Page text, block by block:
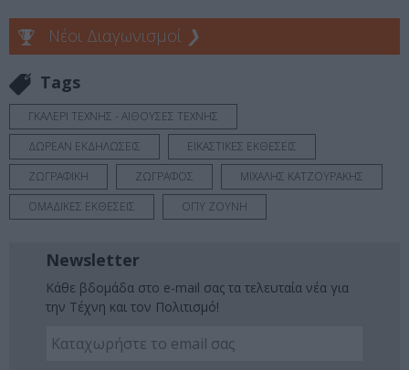
Νέοι Διαγωνισμοί ❯
Tags
ΓΚΑΛΕΡΙ ΤΕΧΝΗΣ - ΑΙΘΟΥΣΕΣ ΤΕΧΝΗΣ
ΔΩΡΕΑΝ ΕΚΔΗΛΩΣΕΙΣ
ΕΙΚΑΣΤΙΚΕΣ ΕΚΘΕΣΕΙΣ
ΖΩΓΡΑΦΙΚΗ
ΖΩΓΡΑΦΟΣ
ΜΙΧΑΛΗΣ ΚΑΤΖΟΥΡΑΚΗΣ
ΟΜΑΔΙΚΕΣ ΕΚΘΕΣΕΙΣ
ΟΠΥ ΖΟΥΝΗ
Newsletter
Κάθε βδομάδα στο e-mail σας τα τελευταία νέα για
την Τέχνη και τον Πολιτισμό!